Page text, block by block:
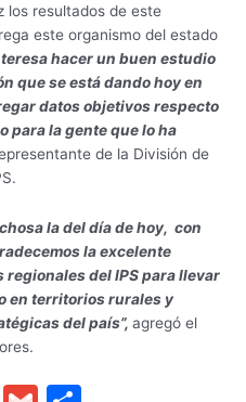
los resultados de este
este organismo del estado
hacer un buen estudio
que se está dando hoy en
datos objetivos respecto
para la gente que lo ha
de la División de
la del día de hoy, con
la excelente
del IPS para llevar
en territorios rurales y
del país”, agregó el